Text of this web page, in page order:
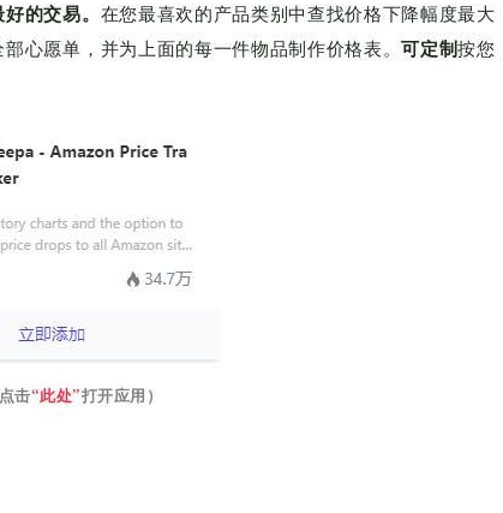
的交易。 在您最喜欢的产品类别中查找价格下降幅度最大
心愿单，并为上面的每一件物品制作价格表。可定制按您
点击“此处”打开应用）